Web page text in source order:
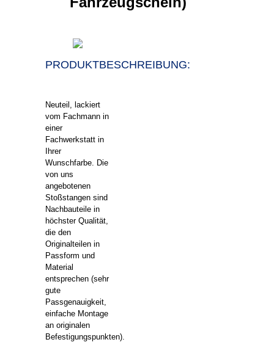
PRODUKTBESCHREIBUNG:
Neuteil, lackiert
vom Fachmann in
einer
Fachwerkstatt in
Ihrer
Wunschfarbe. Die
von uns
angebotenen
Stoßstangen sind
Nachbauteile in
höchster Qualität,
die den
Originalteilen in
Passform und
Material
entsprechen (sehr
gute
Passgenauigkeit,
einfache Montage
an originalen
Befestigungspunkten).